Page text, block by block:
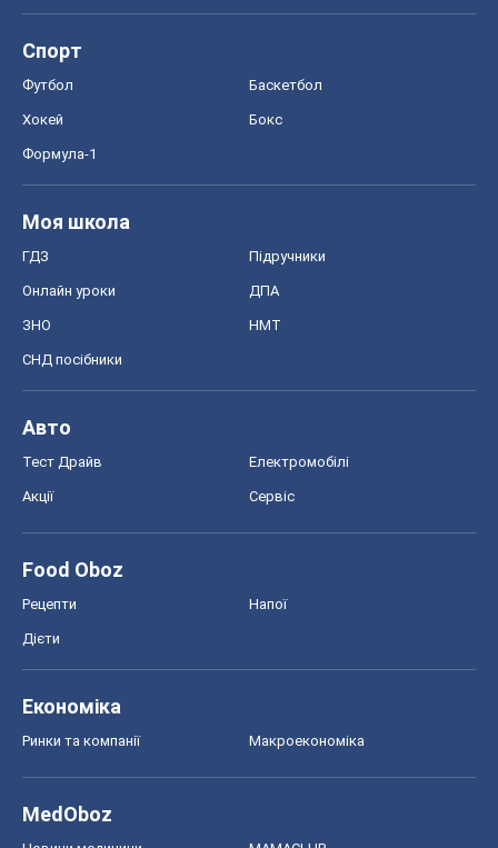
Спорт
Футбол Баскетбол
Хокей Бокс
Формула-1
Моя школа
ГДЗ Підручники
Онлайн уроки ДПА
ЗНО НМТ
СНД посібники
Авто
Тест Драйв Електромобілі
Акції Сервіс
Food Oboz
Рецепти Напої
Дієти
Економіка
Ринки та компанії Макроекономіка
MedOboz